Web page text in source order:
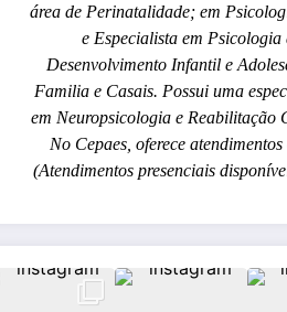
área de Perinatalidade; em
e Especialista em Psicologia
Desenvolvimento Infantil e
Familia e Casais. Possui uma
em Neuropsicologia e Reabilitação
No Cepaes, oferece
(Atendimentos presenciais